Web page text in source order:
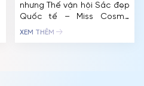
nhưng Thế vận hội Sắc đẹp
Quốc tế – Miss Cosmo
2024 đã được đầu tư cực
XEM THÊM